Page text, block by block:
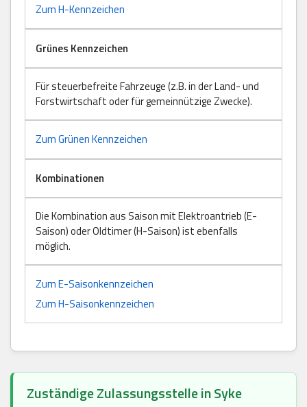
Zum H-Kennzeichen
Grünes Kennzeichen
Für steuerbefreite Fahrzeuge (z.B. in der Land- und
Forstwirtschaft oder für gemeinnützige Zwecke).
Zum Grünen Kennzeichen
Kombinationen
Die Kombination aus Saison mit Elektroantrieb (E-
Saison) oder Oldtimer (H-Saison) ist ebenfalls
möglich.
Zum E-Saisonkennzeichen
Zum H-Saisonkennzeichen
Zuständige Zulassungsstelle in Syke